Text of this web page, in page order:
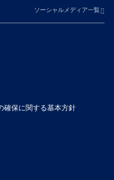
ソーシャルメディア一覧
確保に関する基本方針